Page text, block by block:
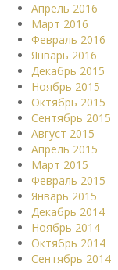
Апрель 2016
Март 2016
Февраль 2016
Январь 2016
Декабрь 2015
Ноябрь 2015
Октябрь 2015
Сентябрь 2015
Август 2015
Апрель 2015
Март 2015
Февраль 2015
Январь 2015
Декабрь 2014
Ноябрь 2014
Октябрь 2014
Сентябрь 2014